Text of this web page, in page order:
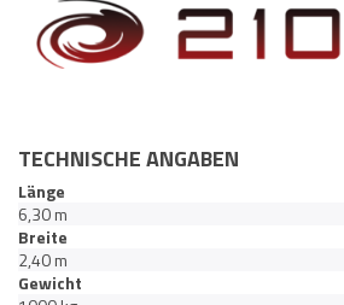
TECHNISCHE ANGABEN
Länge
6,30 m
Breite
2,40 m
Gewicht